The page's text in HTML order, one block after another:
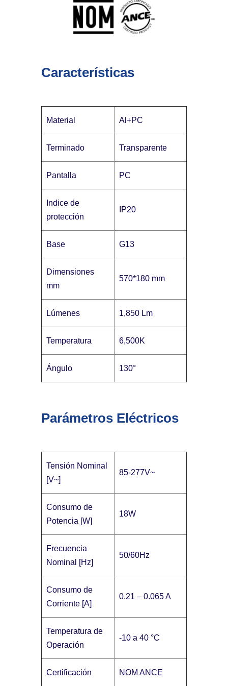
Características
Material Al+PC
Terminado Transparente
Pantalla PC
Indice de
protección
IP20
Base G13
Dimensiones
mm
570*180 mm
Lúmenes 1,850 Lm
Temperatura 6,500K
Ángulo 130°
Parámetros Eléctricos
Tensión Nominal
[V~]
85-277V~
Consumo de
Potencia [W]
18W
Frecuencia
Nominal [Hz]
50/60Hz
Consumo de
Corriente [A]
0.21 – 0.065 A
Temperatura de
Operación
-10 a 40 °C
Certificación NOM ANCE